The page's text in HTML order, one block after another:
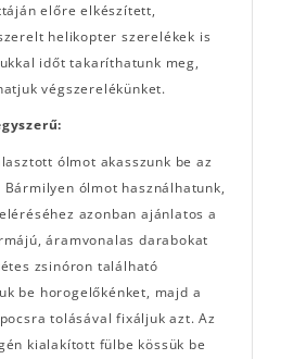
előre elkészített,
helikopter szerelékek is
időt takaríthatunk meg,
végszerelékünket.
ólmot akasszunk be az
ólmot használhatunk,
azonban ajánlatos a
áramvonalas darabokat
zsinóron található
be horogelőkénket, majd a
tolásával fixáljuk azt. Az
kialakított fülbe kössük be